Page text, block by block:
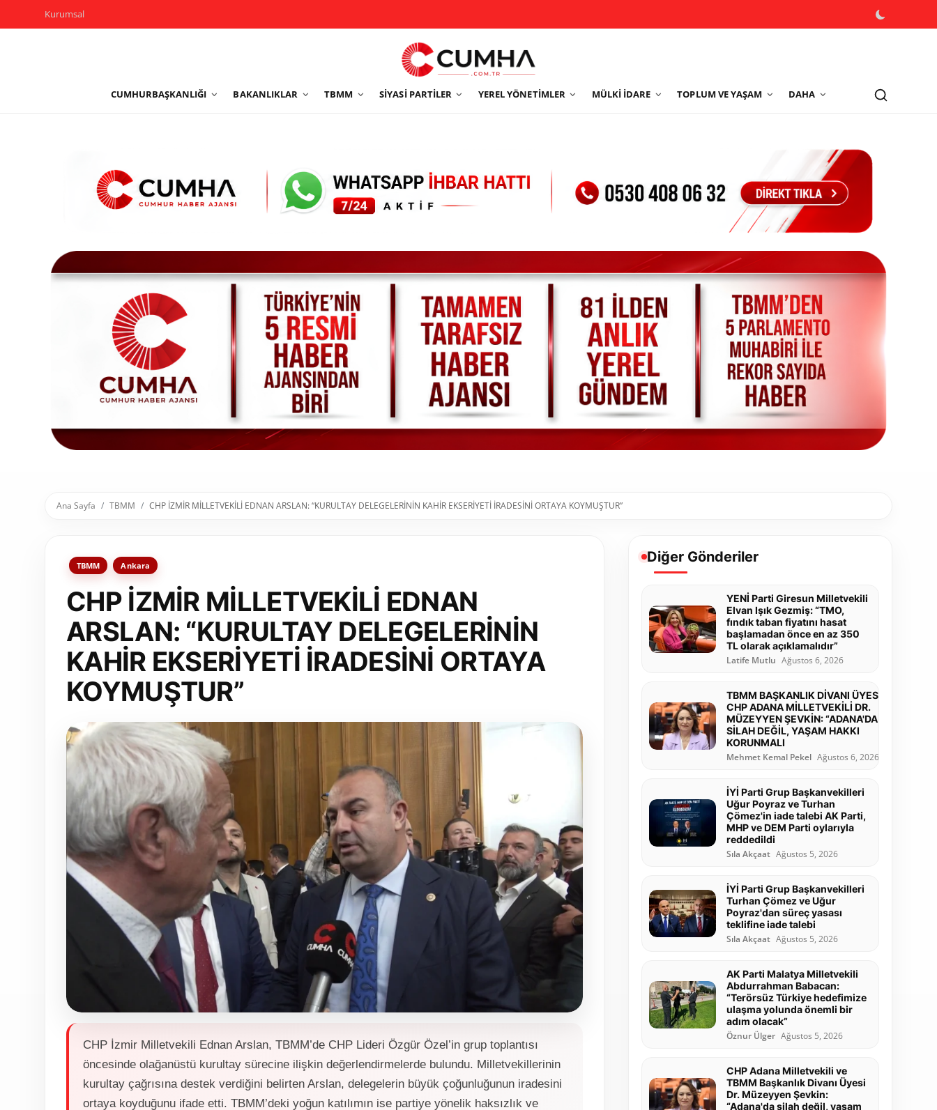
Kurumsal
CUMHURBAŞKANLIĞI BAKANLIKLAR TBMM SIYASI PARTILER YEREL YÖNETIMLER MÜLKI İDARE TOPLUM VE YAŞAM DAHA
Yerel Yönetimler
Sivil Toplum Kuruluşları
Kamu Kurumları ve Üst Kurullar
Resmi Reklamlar
Ana Sayfa TBMM CHP İZMİR MİLLETVEKİLİ EDNAN ARSLAN: “KURULTAY DELEGELERİNİN KAHİR EKSERİYETİ İRADESİNİ ORTAYA KOYMUŞTUR”
TBMM Ankara
CHP İZMİR MİLLETVEKİLİ EDNAN
ARSLAN: “KURULTAY DELEGELERİNİN
KAHİR EKSERİYETİ İRADESİNİ ORTAYA
KOYMUŞTUR”
CHP İzmir Milletvekili Ednan Arslan, TBMM’de CHP Lideri Özgür Özel’in grup toplantısı
öncesinde olağanüstü kurultay sürecine ilişkin değerlendirmelerde bulundu. Milletvekillerinin
kurultay çağrısına destek verdiğini belirten Arslan, delegelerin büyük çoğunluğunun iradesini
ortaya koyduğunu ifade etti. TBMM’deki yoğun katılımın ise partiye yönelik haksızlık ve
Diğer Gönderiler
YENİ Parti Giresun Milletvekili
Elvan Işık Gezmiş: “TMO,
fındık taban fiyatını hasat
başlamadan önce en az 350
TL olarak açıklamalıdır”
Latife Mutlu Ağustos 6, 2026
TBMM BAŞKANLIK DİVANI ÜYESİ
CHP ADANA MİLLETVEKİLİ DR.
MÜZEYYEN ŞEVKİN: “ADANA'DA
SİLAH DEĞİL, YAŞAM HAKKI
KORUNMALI
Mehmet Kemal Pekel Ağustos 6, 2026
İYİ Parti Grup Başkanvekilleri
Uğur Poyraz ve Turhan
Çömez'in iade talebi AK Parti,
MHP ve DEM Parti oylarıyla
reddedildi
Sıla Akçaat Ağustos 5, 2026
İYİ Parti Grup Başkanvekilleri
Turhan Çömez ve Uğur
Poyraz'dan süreç yasası
teklifine iade talebi
Sıla Akçaat Ağustos 5, 2026
AK Parti Malatya Milletvekili
Abdurrahman Babacan:
“Terörsüz Türkiye hedefimize
ulaşma yolunda önemli bir
adım olacak”
Öznur Ülger Ağustos 5, 2026
CHP Adana Milletvekili ve
TBMM Başkanlık Divanı Üyesi
Dr. Müzeyyen Şevkin:
“Adana'da silah değil, yaşam